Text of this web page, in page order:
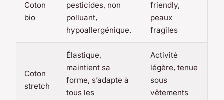
Coton
bio
pesticides, non
polluant,
hypoallergénique.
friendly,
peaux
fragiles
Coton
stretch
Élastique,
maintient sa
forme, s’adapte à
tous les
Activité
légère, tenue
sous
vêtements